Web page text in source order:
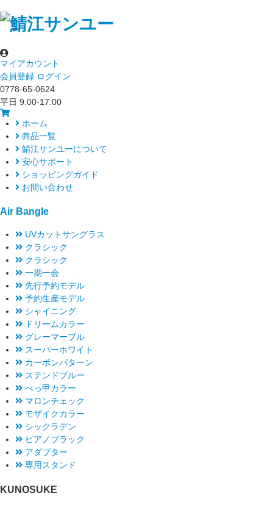
マイアカウント
会員登録 ログイン
0778-65-0624
平日 9:00-17:00
ホーム
商品一覧
鯖江サンユーについて
安心サポート
ショッピングガイド
お問い合わせ
Air Bangle
UVカットサングラス
クラシック
クラシック
一期一会
先行予約モデル
予約生産モデル
シャイニング
ドリームカラー
グレーマーブル
スーパーホワイト
カーボンパターン
ステンドブルー
べっ甲カラー
マロンチェック
モザイクカラー
シックラデン
ピアノブラック
アダプター
専用スタンド
KUNOSUKE